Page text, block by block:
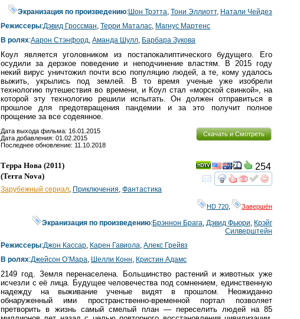
Экранизация по произведению:Шон Трэтта, Тони Эллиотт, Натали Чейдез
Режиссеры:Дэвид Гроссман, Терри Маталас, Магнус Мартенс
В ролях:Аарон Стэнфорд, Аманда Шулл, Барбара Зукова
Коул является уголовником из постапокалиптического будущего. Его
осудили за дерзкое поведение и неподчинение властям. В 2015 году
некий вирус уничтожил почти всю популяцию людей, а те, кому удалось
выжить, укрылись под землей. В то время ученые уже изобрели
технологию путешествия во времени, и Коул стал «морской свинкой», на
которой эту технологию решили испытать. Он должен отправиться в
прошлое для предотвращения пандемии и за это получит полное
прощение за все содеянное.
Скачать и Смотреть
Дата выхода фильма: 16.01.2015
Дата добавления: 01.02.2015
Последнее обновление: 11.10.2018
смотретьинтересует
254
Терра Нова (2011)
(Terra Nova)
Зарубежный сериал, Приключения, Фантастика
HD 720 Завершён
Экранизация по произведению:Брэннон Брага, Дэвид Фьюри, Крэйг
Силверштейн
Режиссеры:Джон Кассар, Карен Гавиола, Алекс Грейвз
В ролях:Джейсон О’Мара, Шелли Конн, Кристин Адамс
2149 год. Земля перенаселена. Большинство растений и животных уже
исчезли с её лица. Будущее человечества под сомнением, единственную
надежду на выживание ученые видят в прошлом. Неожиданно
обнаруженный ими пространственно-временной портал позволяет
претворить в жизнь самый смелый план — переселить людей на 85